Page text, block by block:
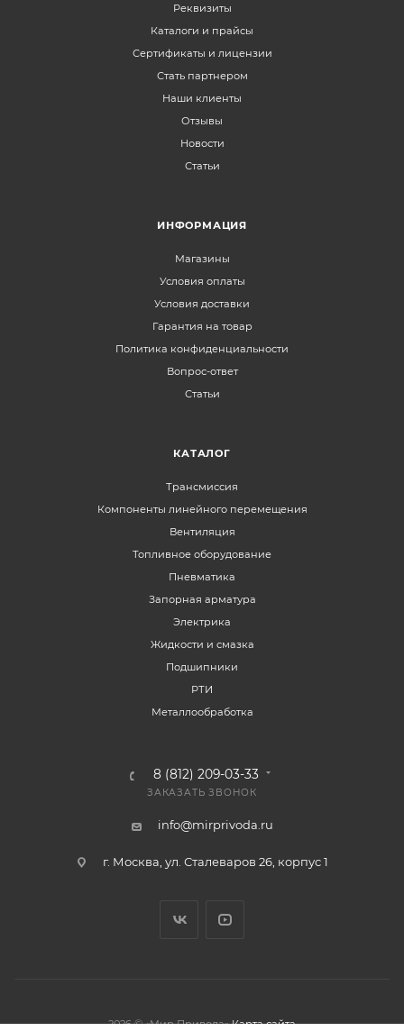
Реквизиты
Каталоги и прайсы
Сертификаты и лицензии
Стать партнером
Наши клиенты
Отзывы
Новости
Статьи
ИНФОРМАЦИЯ
Магазины
Условия оплаты
Условия доставки
Гарантия на товар
Политика конфиденциальности
Вопрос-ответ
Статьи
КАТАЛОГ
Трансмиссия
Компоненты линейного перемещения
Вентиляция
Топливное оборудование
Пневматика
Запорная арматура
Электрика
Жидкости и смазка
Подшипники
РТИ
Металлообработка
8 (812) 209-03-33
ЗАКАЗАТЬ ЗВОНОК
info@mirprivoda.ru
г. Москва, ул. Сталеваров 26, корпус 1
2026 © «Мир Привода» Карта сайта